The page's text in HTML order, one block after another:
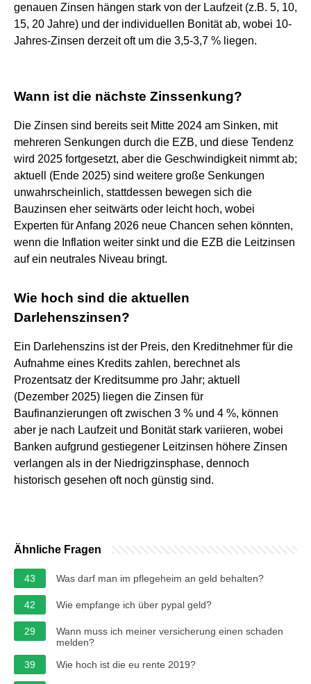
genauen Zinsen hängen stark von der Laufzeit (z.B. 5, 10,
15, 20 Jahre) und der individuellen Bonität ab, wobei 10-
Jahres-Zinsen derzeit oft um die 3,5-3,7 % liegen.
Wann ist die nächste Zinssenkung?
Die Zinsen sind bereits seit Mitte 2024 am Sinken, mit
mehreren Senkungen durch die EZB, und diese Tendenz
wird 2025 fortgesetzt, aber die Geschwindigkeit nimmt ab;
aktuell (Ende 2025) sind weitere große Senkungen
unwahrscheinlich, stattdessen bewegen sich die
Bauzinsen eher seitwärts oder leicht hoch, wobei
Experten für Anfang 2026 neue Chancen sehen könnten,
wenn die Inflation weiter sinkt und die EZB die Leitzinsen
auf ein neutrales Niveau bringt.
Wie hoch sind die aktuellen
Darlehenszinsen?
Ein Darlehenszins ist der Preis, den Kreditnehmer für die
Aufnahme eines Kredits zahlen, berechnet als
Prozentsatz der Kreditsumme pro Jahr; aktuell
(Dezember 2025) liegen die Zinsen für
Baufinanzierungen oft zwischen 3 % und 4 %, können
aber je nach Laufzeit und Bonität stark variieren, wobei
Banken aufgrund gestiegener Leitzinsen höhere Zinsen
verlangen als in der Niedrigzinsphase, dennoch
historisch gesehen oft noch günstig sind.
Ähnliche Fragen
43 Was darf man im pflegeheim an geld behalten?
42 Wie empfange ich über pypal geld?
29
Wann muss ich meiner versicherung einen schaden
melden?
39
Wie hoch ist die eu rente 2019?